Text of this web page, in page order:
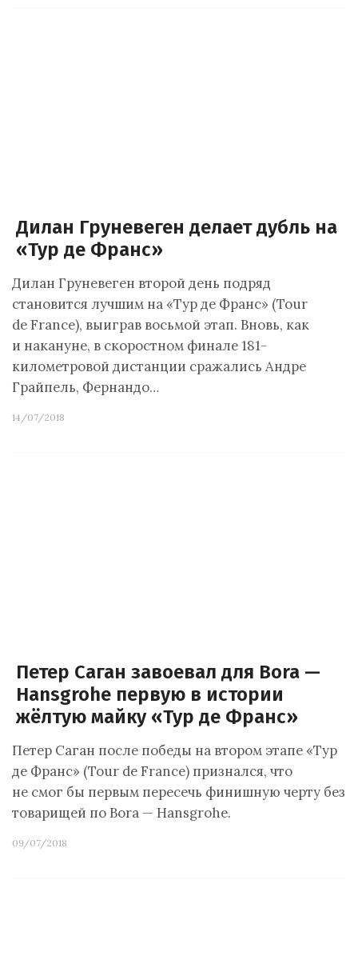
Дилан Груневеген делает дубль на
«Тур де Франс»
Дилан Груневеген второй день подряд
становится лучшим на «Тур де Франс» (Tour
de France), выиграв восьмой этап. Вновь, как
и накануне, в скоростном финале 181-
километровой дистанции сражались Андре
Грайпель, Фернандо…
14/07/2018
Петер Саган завоевал для Bora —
Hansgrohe первую в истории
жёлтую майку «Тур де Франс»
Петер Саган после победы на втором этапе «Тур
де Франс» (Tour de France) признался, что
не смог бы первым пересечь финишную черту без
товарищей по Bora — Hansgrohe.
09/07/2018